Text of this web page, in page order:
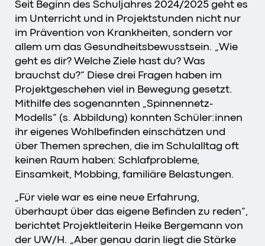
Seit Beginn des Schuljahres 2024/2025 geht es
im Unterricht und in Projektstunden nicht nur
im Prävention von Krankheiten, sondern vor
allem um das Gesundheitsbewusstsein. „Wie
geht es dir? Welche Ziele hast du? Was
brauchst du?“ Diese drei Fragen haben im
Projektgeschehen viel in Bewegung gesetzt.
Mithilfe des sogenannten „Spinnennetz-
Modells“ (s. Abbildung) konnten Schüler:innen
ihr eigenes Wohlbefinden einschätzen und
über Themen sprechen, die im Schulalltag oft
keinen Raum haben: Schlafprobleme,
Einsamkeit, Mobbing, familiäre Belastungen.
„Für viele war es eine neue Erfahrung,
überhaupt über das eigene Befinden zu reden“,
berichtet Projektleiterin Heike Bergemann von
der UW/H. „Aber genau darin liegt die Stärke